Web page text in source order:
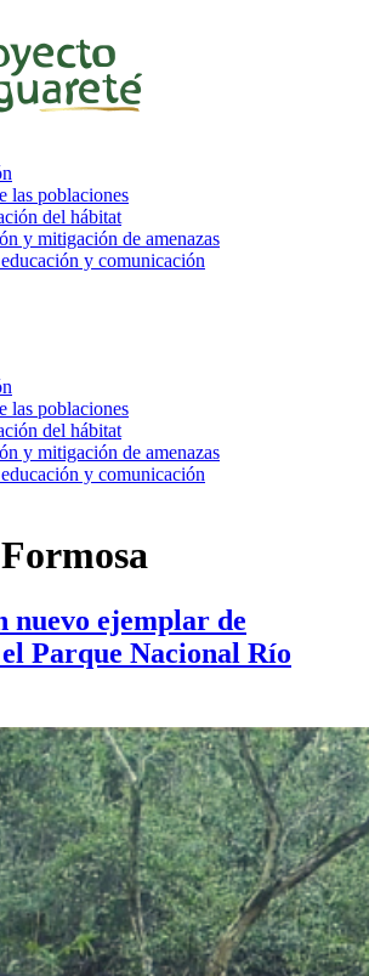
las poblaciones
del hábitat
y mitigación de amenazas
y comunicación
las poblaciones
del hábitat
y mitigación de amenazas
y comunicación
Formosa
nuevo ejemplar de
Parque Nacional Río